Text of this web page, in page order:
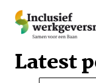
Latest